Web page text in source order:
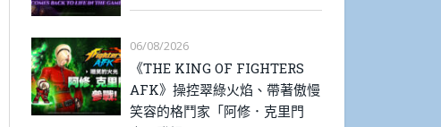
06/08/2026
《THE KING OF FIGHTERS
AFK》操控翠綠火焰、帶著傲慢
笑容的格鬥家「阿修．克里門